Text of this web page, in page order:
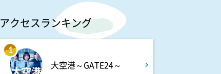
アクセスランキング
1
大空港～GATE24～